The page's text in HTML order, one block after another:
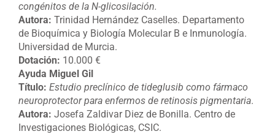
congénitos de la N-glicosilación.
Autora: Trinidad Hernández Caselles. Departamento
de Bioquímica y Biología Molecular B e Inmunología.
Universidad de Murcia.
Dotación: 10.000 €
Ayuda Miguel Gil
Título: Estudio preclínico de tideglusib como fármaco
neuroprotector para enfermos de retinosis pigmentaria.
Autora: Josefa Zaldivar Diez de Bonilla. Centro de
Investigaciones Biológicas, CSIC.